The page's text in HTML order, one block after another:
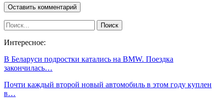
Интересное:
В Беларуси подростки катались на BMW. Поездка
закончилась…
Почти каждый второй новый автомобиль в этом году куплен
в…